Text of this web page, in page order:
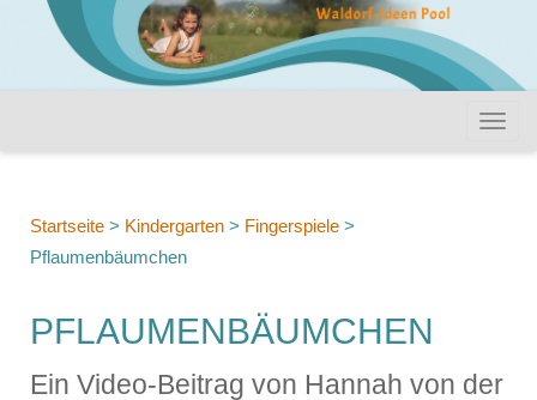
Startseite > Kindergarten > Fingerspiele >
Pflaumenbäumchen
PFLAUMENBÄUMCHEN
Ein Video-Beitrag von Hannah von der